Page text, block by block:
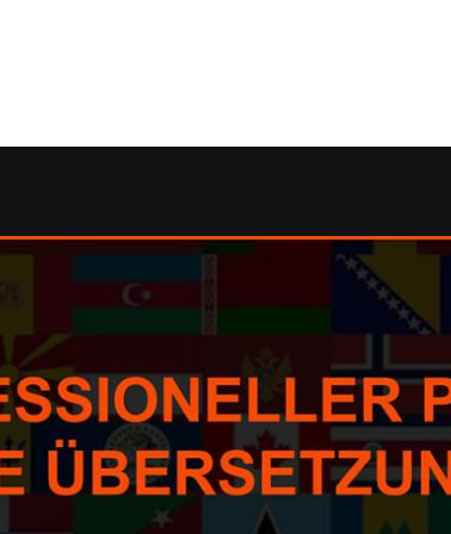
Übersetzungsagentur,
Lektorat, dolmetschen,
✓dolmetschen, ✓Korrektorat/